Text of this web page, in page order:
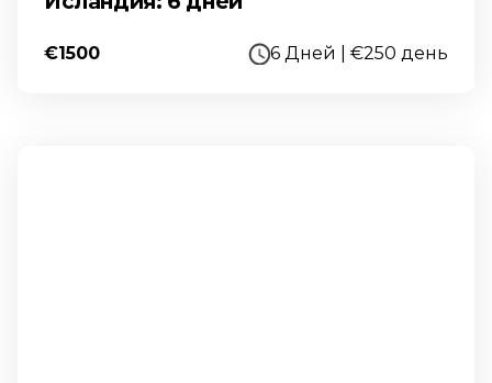
€1500 6 Дней | €250 день